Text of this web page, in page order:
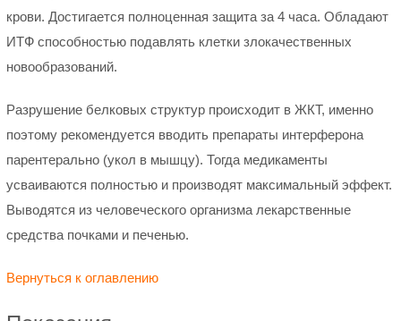
крови. Достигается полноценная защита за 4 часа. Обладают
ИТФ способностью подавлять клетки злокачественных
новообразований.
Разрушение белковых структур происходит в ЖКТ, именно
поэтому рекомендуется вводить препараты интерферона
парентерально (укол в мышцу). Тогда медикаменты
усваиваются полностью и производят максимальный эффект.
Выводятся из человеческого организма лекарственные
средства почками и печенью.
Вернуться к оглавлению